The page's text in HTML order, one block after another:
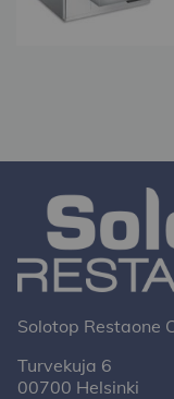
Solotop Restaone
Turvekuja 6
00700 Helsinki